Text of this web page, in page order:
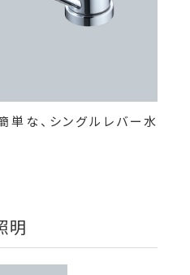
単な、シングルレバー水
明